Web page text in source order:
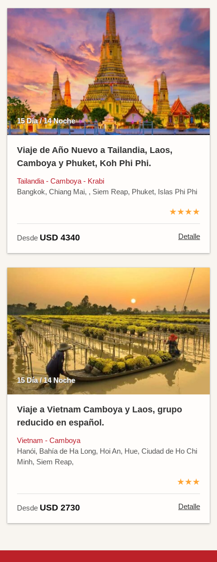
15 Día / 14 Noche
Viaje de Año Nuevo a Tailandia, Laos,
Camboya y Phuket, Koh Phi Phi.
Tailandia - Camboya - Krabi
Bangkok, Chiang Mai, , Siem Reap, Phuket, Islas Phi Phi
★★★★
Desde USD 4340 Detalle
15 Día / 14 Noche
Viaje a Vietnam Camboya y Laos, grupo
reducido en español.
Vietnam - Camboya
Hanói, Bahía de Ha Long, Hoi An, Hue, Ciudad de Ho Chi
Minh, Siem Reap,
★★★
Desde USD 2730 Detalle